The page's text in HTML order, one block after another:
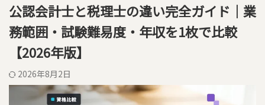
公認会計士と税理士の違い完全ガイド｜業
務範囲・試験難易度・年収を1枚で比較
【2026年版】
2026年8月2日